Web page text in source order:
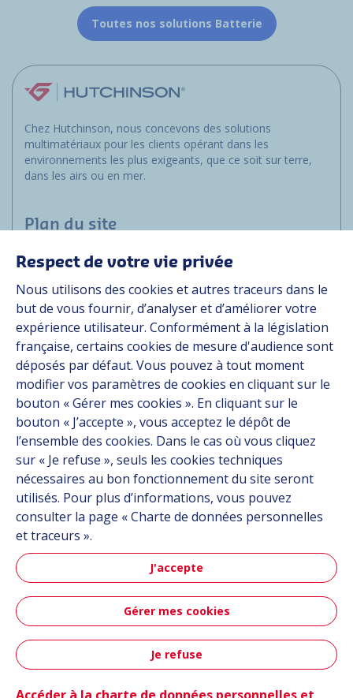
Toutes nos solutions Batterie
Chez Hutchinson, nous concevons des solutions
multimatériaux pour les clients opérant dans les
environnements les plus exigeants, que ce soit sur terre,
dans les airs ou en mer.
Plan du site
Applications
Solutions
Ressources
À propos
Carrière
Contact
Suivez-nous
Linkedin
Instagram
Hutchinson Aéronautique & Défense
Plan du site CGU Données personnelles
Crédits
Respect de votre vie privée
Nous utilisons des cookies et autres traceurs dans le
but de vous fournir, d’analyser et d’améliorer votre
expérience utilisateur. Conformément à la législation
française, certains cookies de mesure d'audience sont
déposés par défaut. Vous pouvez à tout moment
modifier vos paramètres de cookies en cliquant sur le
bouton « Gérer mes cookies ». En cliquant sur le
bouton « J’accepte », vous acceptez le dépôt de
l’ensemble des cookies. Dans le cas où vous cliquez
sur « Je refuse », seuls les cookies techniques
nécessaires au bon fonctionnement du site seront
utilisés. Pour plus d’informations, vous pouvez
consulter la page « Charte de données personnelles
et traceurs ».
J'accepte
Gérer mes cookies
Je refuse